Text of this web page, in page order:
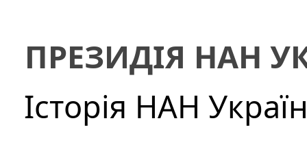
ПРЕЗИДІЯ НАН
Історія НАН